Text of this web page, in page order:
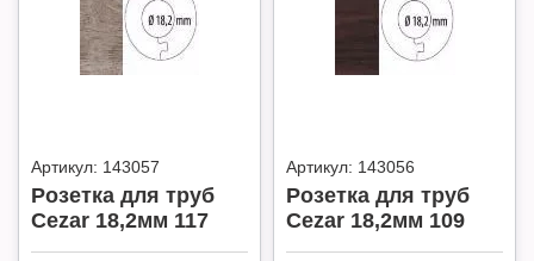
Артикул: 143057
Розетка для труб
Cezar 18,2мм 117
Артикул: 143056
Розетка для труб
Cezar 18,2мм 109